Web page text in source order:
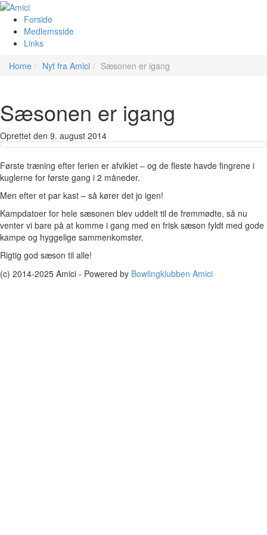
Forside
Medlemsside
Links
Home
Nyt fra Amici Sæsonen er igang
Sæsonen er igang
Oprettet den 9. august 2014
Første træning efter ferien er afviklet – og de fleste havde fingrene i
kuglerne for første gang i 2 måneder.
Men efter et par kast – så kører det jo igen!
Kampdatoer for hele sæsonen blev uddelt til de fremmødte, så nu
venter vi bare på at komme i gang med en frisk sæson fyldt med gode
kampe og hyggelige sammenkomster.
Rigtig god sæson til alle!
(c) 2014-2025 Amici - Powered by Bowlingklubben Amici